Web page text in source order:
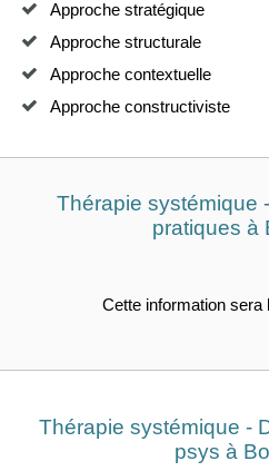
Approche stratégique
Approche structurale
Approche contextuelle
Approche constructiviste
Thérapie systémique
pratiques à
Cette information sera
Thérapie systémique -
psys à